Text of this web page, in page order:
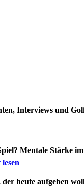
Interviews und
Mentale Stärke
heute aufgeben